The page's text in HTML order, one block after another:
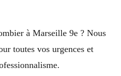
à Marseille 9e ? Nous
toutes vos urgences et